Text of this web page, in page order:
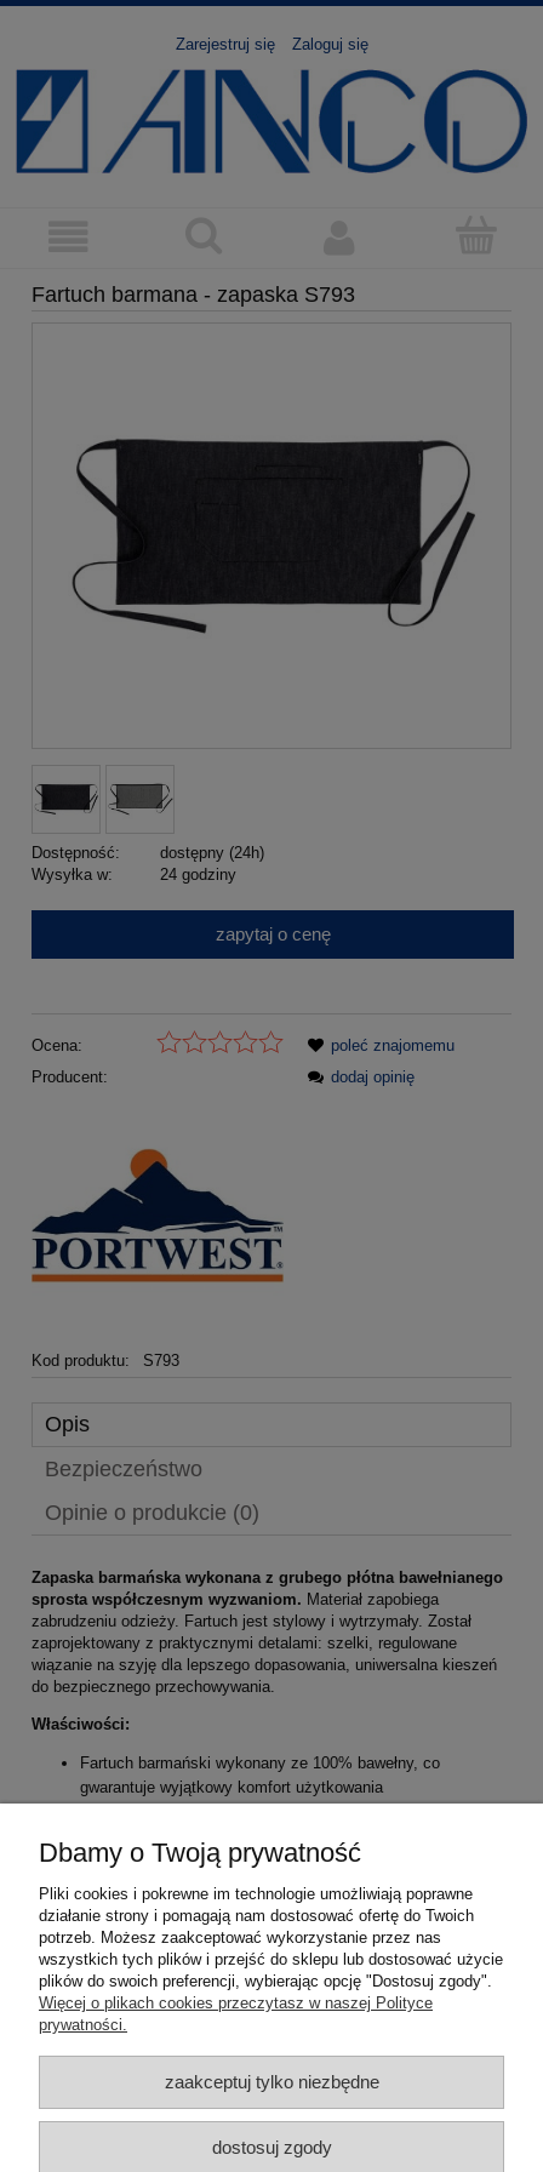
Zarejestruj się Zaloguj się
Fartuch barmana - zapaska S793
Dostępność:
dostępny (24h)
Wysyłka w:
24 godziny
zapytaj o cenę
Ocena:
Producent:
Kod produktu: S793
poleć znajomemu
dodaj opinię
Opis
Bezpieczeństwo
Opinie o produkcie (0)
Zapaska barmańska wykonana z grubego płótna bawełnianego
sprosta współczesnym wyzwaniom. Materiał zapobiega
zabrudzeniu odzieży. Fartuch jest stylowy i wytrzymały. Został
zaprojektowany z praktycznymi detalami: szelki, regulowane
wiązanie na szyję dla lepszego dopasowania, uniwersalna kieszeń
do bezpiecznego przechowywania.
Właściwości:
Fartuch barmański wykonany ze 100% bawełny, co
gwarantuje wyjątkowy komfort użytkowania
Nie plączące się węzły ułatwiają bezpieczne zapięcie
Wyposażony w 5 obszernych kieszeni
Materiał wierzchni: 100% bawełna 300 g
Pomoc
Moje konto
Płatności i dostawa
Dbamy o Twoją prywatność
Pliki cookies i pokrewne im technologie umożliwiają poprawne
działanie strony i pomagają nam dostosować ofertę do Twoich
potrzeb. Możesz zaakceptować wykorzystanie przez nas
wszystkich tych plików i przejść do sklepu lub dostosować użycie
plików do swoich preferencji, wybierając opcję "Dostosuj zgody".
Więcej o plikach cookies przeczytasz w naszej Polityce
prywatności.
zaakceptuj tylko niezbędne
dostosuj zgody